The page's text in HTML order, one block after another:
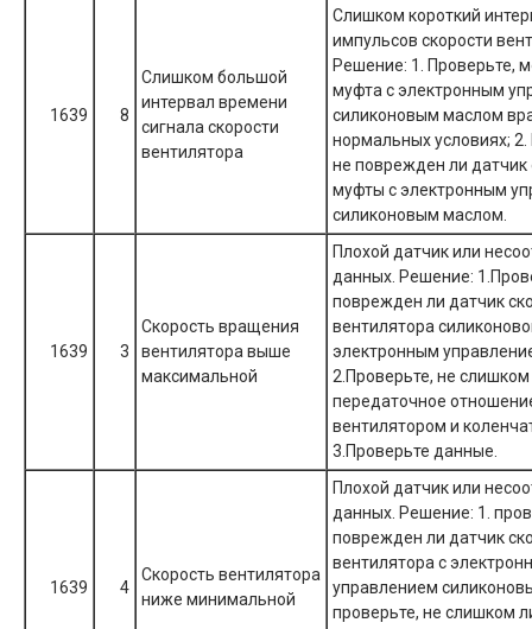
1639 8
Слишком большой
интервал времени
сигнала скорости
вентилятора
Слишком короткий
импульсов скорости
Решение: 1. Проверьте,
муфта с электронным
силиконовым маслом
нормальных условиях; 2.
не поврежден ли датчик
муфты с электронным
силиконовым маслом.
1639 3
Скорость вращения
вентилятора выше
максимальной
Плохой датчик или
данных. Решение:
поврежден ли датчик
вентилятора
электронным
2.Проверьте, не
передаточное
вентилятором и
3.Проверьте данные.
1639 4
Скорость вентилятора
ниже минимальной
Плохой датчик или
данных. Решение: 1.
поврежден ли датчик
вентилятора с
управлением
проверьте, не слишком